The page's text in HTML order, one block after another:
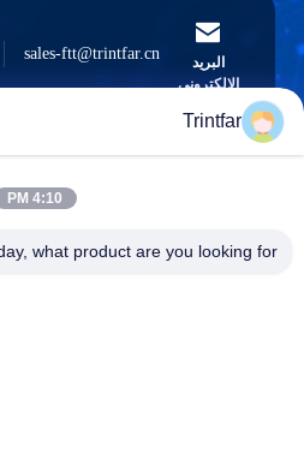
البريد
الإلكتروني
sales-ftt@trintfar.cn
Trintfar
4:10 PM
what product are you looking for?